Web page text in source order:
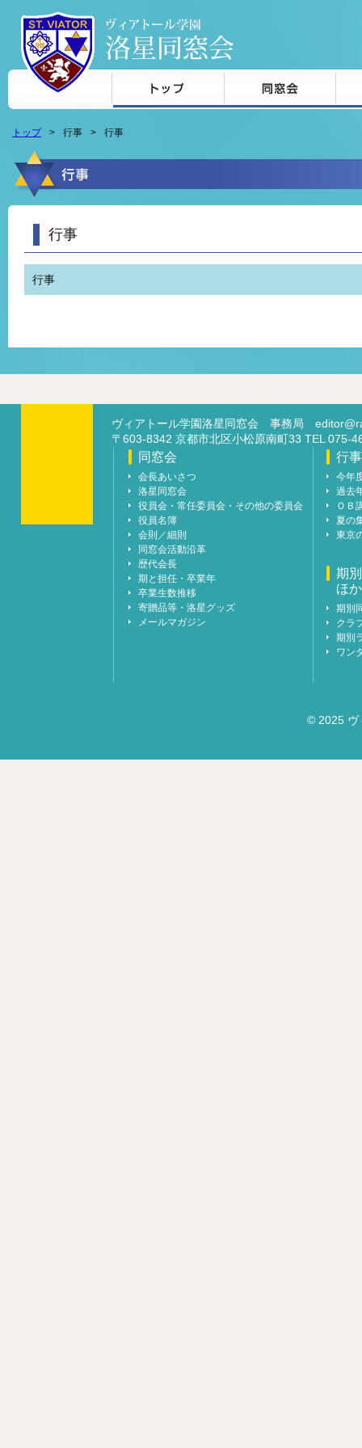
本文へジャンプ
トップ 行事 行事
行事
行事
ヴィアトール学園洛星同窓会 事務局
〒603-8342 京都市北区小松原南町33 TEL 075-
同窓会
会長あいさつ
洛星同窓会
役員会・常任委員会・その他の委員会
役員名簿
会則／細則
同窓会活動沿革
歴代会長
期と担任・卒業年
卒業生数推移
寄贈品等・洛星グッズ
メールマガジン
行事
今年
過去
ＯＢ
夏の
東京
期
ほか
期別
クラ
期別
ワン
© 2025 ヴ